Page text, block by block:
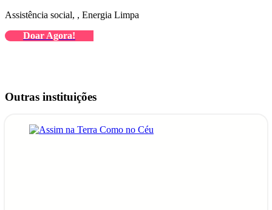
Assistência social, , Energia Limpa
Doar Agora!
Outras instituições